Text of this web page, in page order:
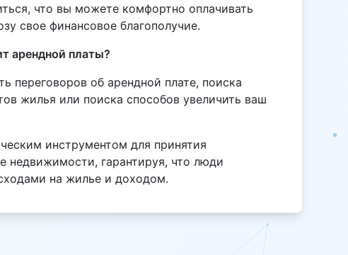
что вы можете комфортно оплачивать
свое финансовое благополучие.
арендной платы?
переговоров об арендной плате, поиска
жилья или поиска способов увеличить ваш
инструментом для принятия
недвижимости, гарантируя, что люди
на жилье и доходом.